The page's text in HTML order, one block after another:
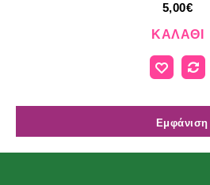
5,00€
ΚΑΛΆΘΙ